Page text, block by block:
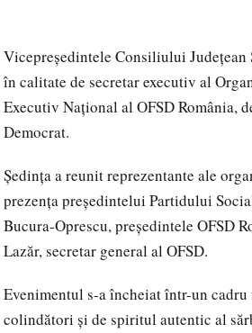
Vicepreședintele Consiliului Județean
în calitate de secretar executiv al
Executiv Național al OFSD România,
Democrat.
Ședința a reunit reprezentante ale
prezența președintelui Partidului
Bucura-Oprescu, președintele OFSD
Lazăr, secretar general al OFSD.
Evenimentul s-a încheiat într-un
colindători și de spiritul autentic al